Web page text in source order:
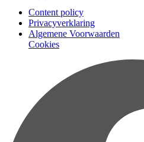
Content policy
Privacyverklaring
Algemene Voorwaarden
Cookies